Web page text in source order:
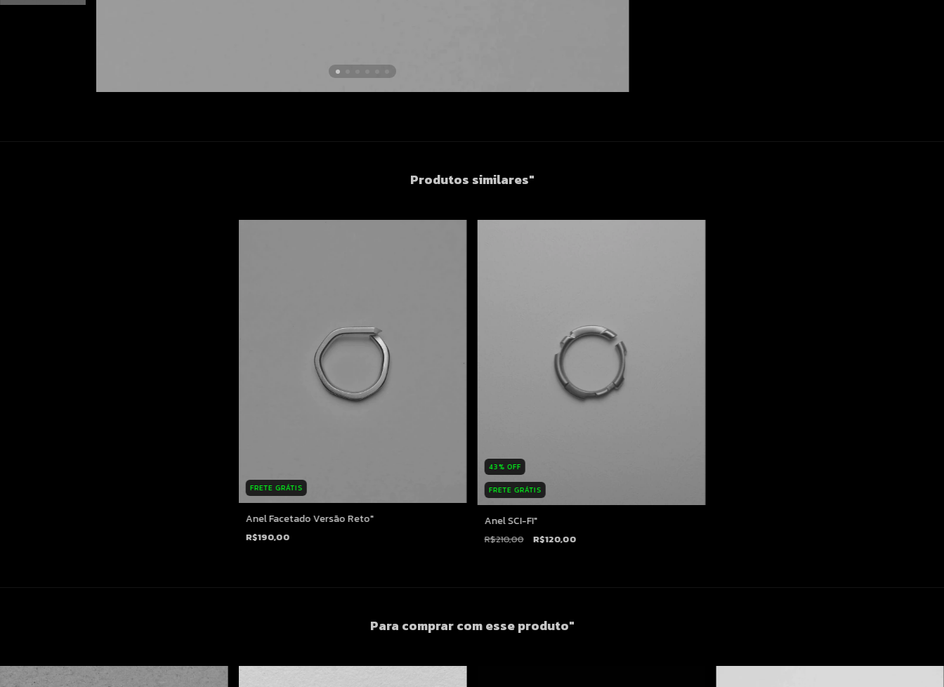
Produtos similares"
FRETE GRÁTIS
Anel Facetado Versão Reto"
R$190,00
43% OFF
FRETE GRÁTIS
Anel SCI-FI"
R$210,00 R$120,00
Para comprar com esse produto"